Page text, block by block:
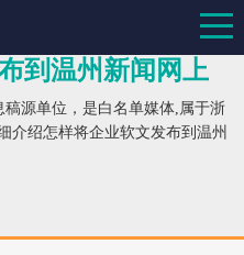
到温州新闻网上
源单位，是白名单媒体,属于浙
介绍怎样将企业软文发布到温州